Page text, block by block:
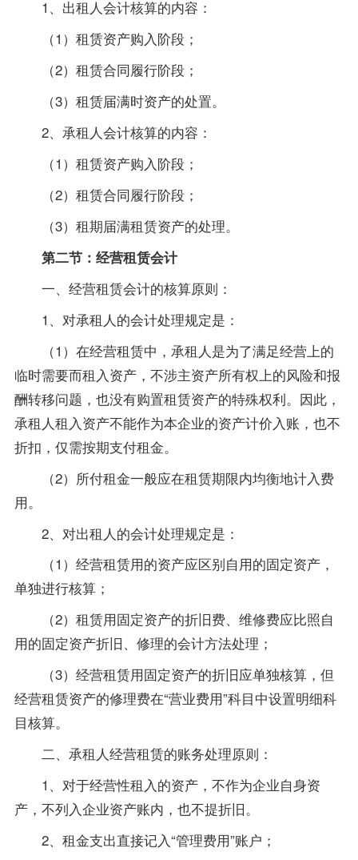
1、出租人会计核算的内容：
（1）租赁资产购入阶段；
（2）租赁合同履行阶段；
（3）租赁届满时资产的处置。
2、承租人会计核算的内容：
（1）租赁资产购入阶段；
（2）租赁合同履行阶段；
（3）租期届满租赁资产的处理。
第二节：经营租赁会计
一、经营租赁会计的核算原则：
1、对承租人的会计处理规定是：
（1）在经营租赁中，承租人是为了满足经营上的
临时需要而租入资产，不涉主资产所有权上的风险和报
酬转移问题，也没有购置租赁资产的特殊权利。因此，
承租人租入资产不能作为本企业的资产计价入账，也不
折扣，仅需按期支付租金。
（2）所付租金一般应在租赁期限内均衡地计入费
用。
2、对出租人的会计处理规定是：
（1）经营租赁用的资产应区别自用的固定资产，
单独进行核算；
（2）租赁用固定资产的折旧费、维修费应比照自
用的固定资产折旧、修理的会计方法处理；
（3）经营租赁用固定资产的折旧应单独核算，但
经营租赁资产的修理费在“营业费用”科目中设置明细科
目核算。
二、承租人经营租赁的账务处理原则：
1、对于经营性租入的资产，不作为企业自身资
产，不列入企业资产账内，也不提折旧。
2、租金支出直接记入“管理费用”账户；